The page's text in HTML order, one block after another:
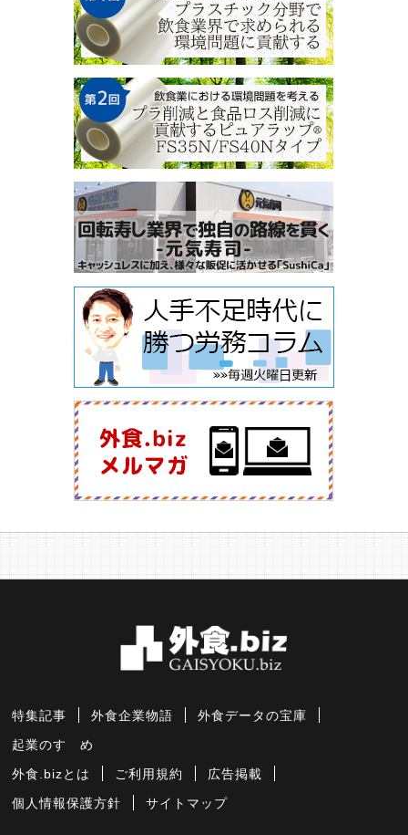
特集記事 外食企業物語 外食データの宝庫
起業のすゝめ
外食.bizとは ご利用規約 広告掲載
個人情報保護方針 サイトマップ